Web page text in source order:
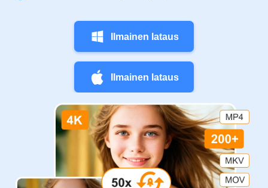
Ilmainen lataus
Ilmainen lataus